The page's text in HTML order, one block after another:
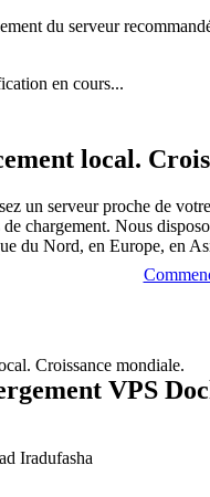
du serveur
en cours...
local.
un serveur proche de
de chargement. Nous
du Nord, en Europe, en
VPS
Iradufasha